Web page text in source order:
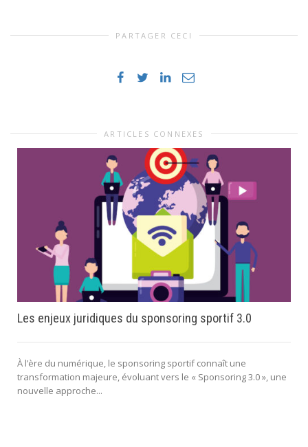
PARTAGER CECI
ARTICLES CONNEXES
Les enjeux juridiques du sponsoring sportif 3.0
À l’ère du numérique, le sponsoring sportif connaît une
transformation majeure, évoluant vers le « Sponsoring 3.0 », une
nouvelle approche...